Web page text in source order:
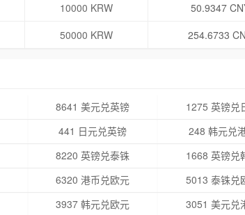
10000 KRW
50.9347
50000 KRW 254.6733
8641 美元兑英镑
1275 英镑兑
441 日元兑英镑
248 韩元兑
8220 英镑兑泰铢
1668 英镑兑
6320 港币兑欧元
5013 泰铢兑
3937 韩元兑欧元 3051 美元兑